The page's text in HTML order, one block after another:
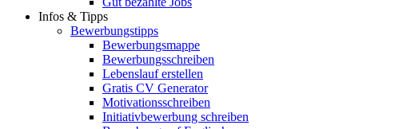
Infos & Tipps
Bewerbungstipps
Bewerbungsmappe
Bewerbungsschreiben
Lebenslauf erstellen
Gratis CV Generator
Motivationsschreiben
Initiativbewerbung schreiben